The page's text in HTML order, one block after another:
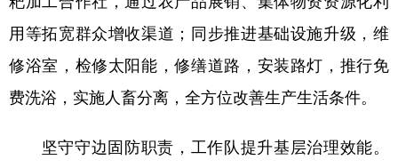
用等拓宽群众增收渠道；同步推进基础设施升级，维
修浴室，检修太阳能，修缮道路，安装路灯，推行免
费洗浴，实施人畜分离，全方位改善生产生活条件。
坚守守边固防职责，工作队提升基层治理效能。